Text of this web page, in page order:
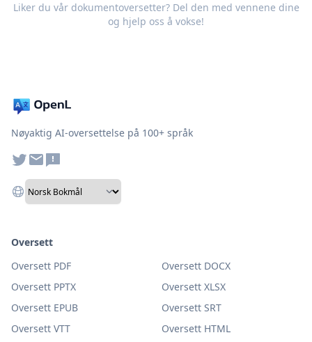
Liker du vår dokumentoversetter? Del den med vennene dine
og hjelp oss å vokse!
Nøyaktig AI-oversettelse på 100+ språk
Oversett
Oversett PDF
Oversett DOCX
Oversett PPTX
Oversett XLSX
Oversett EPUB
Oversett SRT
Oversett VTT
Oversett HTML